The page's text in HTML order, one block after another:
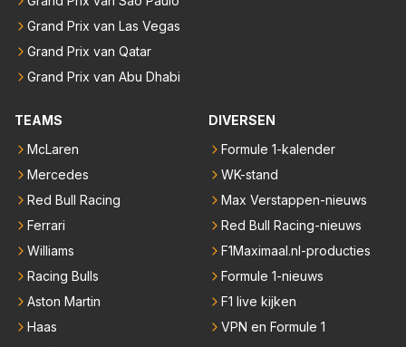
Grand Prix van Las Vegas
Grand Prix van Qatar
Grand Prix van Abu Dhabi
TEAMS
McLaren
Mercedes
Red Bull Racing
Ferrari
Williams
Racing Bulls
Aston Martin
Haas
DIVERSEN
Formule 1-kalender
WK-stand
Max Verstappen-nieuws
Red Bull Racing-nieuws
F1Maximaal.nl-producties
Formule 1-nieuws
F1 live kijken
VPN en Formule 1